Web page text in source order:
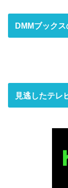
DMMブックス
見逃したテレ